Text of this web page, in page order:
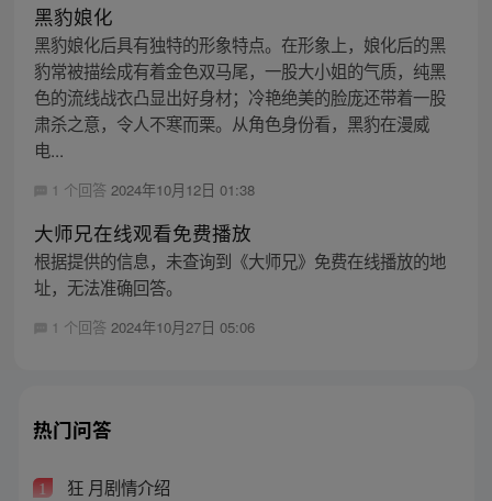
黑豹娘化
黑豹娘化后具有独特的形象特点。在形象上，娘化后的黑
豹常被描绘成有着金色双马尾，一股大小姐的气质，纯黑
色的流线战衣凸显出好身材；冷艳绝美的脸庞还带着一股
肃杀之意，令人不寒而栗。从角色身份看，黑豹在漫威
电...
1 个回答 2024年10月12日 01:38
大师兄在线观看免费播放
根据提供的信息，未查询到《大师兄》免费在线播放的地
址，无法准确回答。
1 个回答 2024年10月27日 05:06
热门问答
1 狂 月剧情介绍